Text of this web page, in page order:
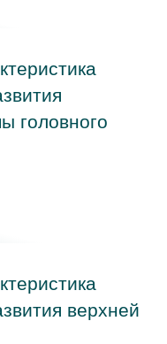
головного
верхней